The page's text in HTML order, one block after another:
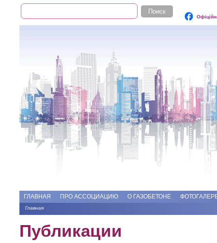
Форма поиска
Поиск
ГЛАВНАЯ ПРО АССОЦИАЦИЮ О ГАЗОБЕТОНЕ
Вы здесь
Главная
Публикации